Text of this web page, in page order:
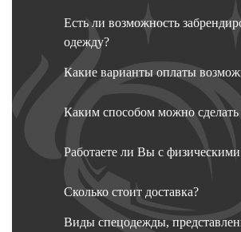
Есть ли возможность
одежду?
Какие варианты оплаты
Каким способом можно сделать
Работаете ли Вы с
Сколько стоит доставка?
Виды спецодежды,